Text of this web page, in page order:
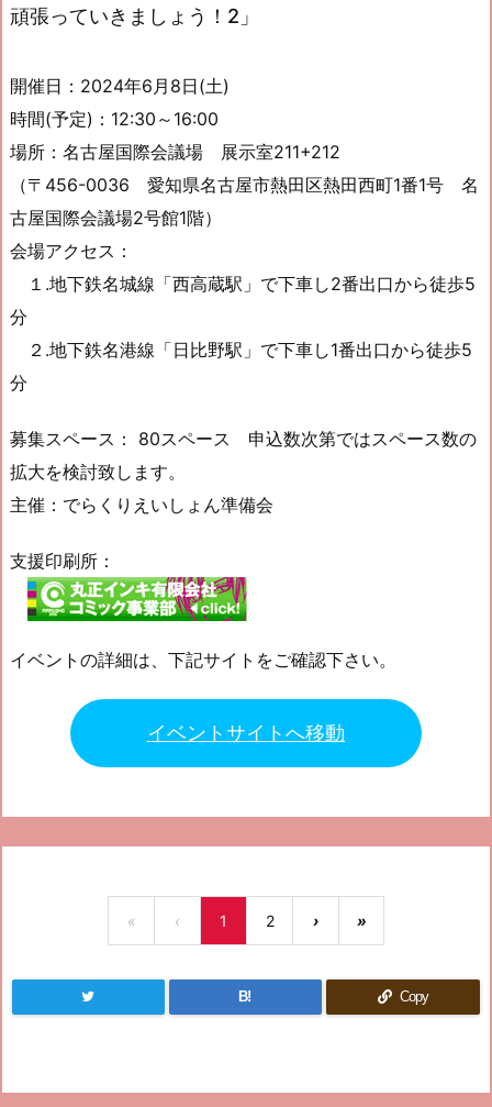
頑張っていきましょう！2」
開催日：2024年6月8日(土)
時間(予定)：12:30～16:00
場所：名古屋国際会議場 展示室211+212
（〒456-0036 愛知県名古屋市熱田区熱田西町1番1号 名
古屋国際会議場2号館1階）
会場アクセス：
１.地下鉄名城線「西高蔵駅」で下車し2番出口から徒歩5
分
２.地下鉄名港線「日比野駅」で下車し1番出口から徒歩5
分
募集スペース： 80スペース 申込数次第ではスペース数の
拡大を検討致します。
主催：でらくりえいしょん準備会
支援印刷所：
イベントの詳細は、下記サイトをご確認下さい。
イベントサイトへ移動
« ‹ 1 2 › »
B! Copy